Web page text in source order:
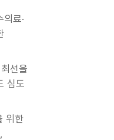
료·
선을
심도
위한